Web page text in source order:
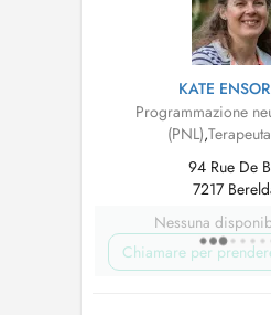
KATE ENSOR
Programmazione
(PNL),
94 Rue De
7217
Nessuna
Chiamare per